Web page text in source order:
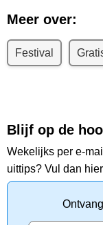
Meer over:
Festival
Blijf op de
Wekelijks per e-
uittips? Vul dan